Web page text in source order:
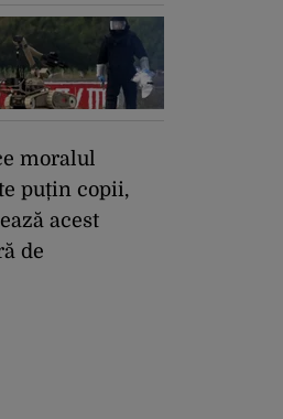
moralul
puțin copii,
acest
de